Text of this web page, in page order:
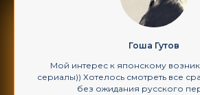
Гоша Гутов
Мой интерес к японскому
сериалы)) Хотелось смотреть все
без ожидания русского